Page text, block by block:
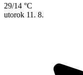
29/14 °C
utorok 11. 8.